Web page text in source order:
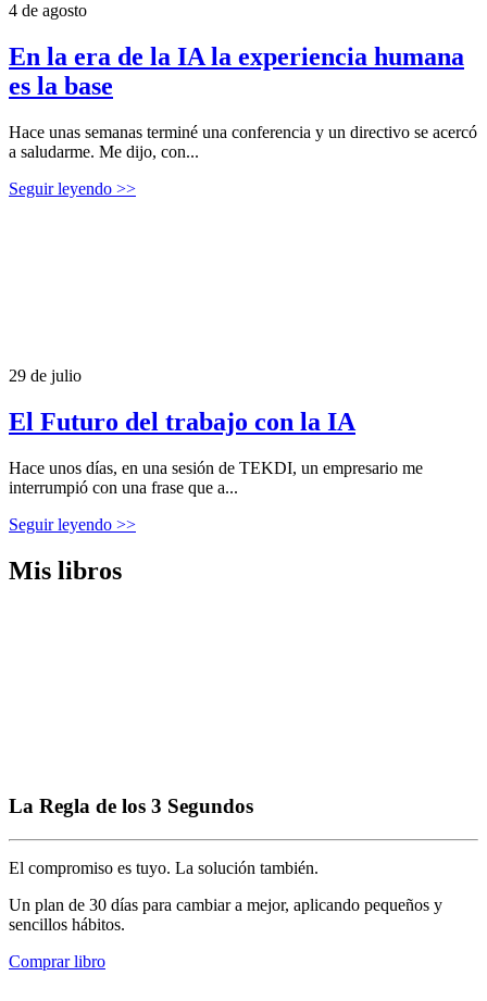
4 de agosto
En la era de la IA la experiencia humana
es la base
Hace unas semanas terminé una conferencia y un directivo se acercó
a saludarme. Me dijo, con...
Seguir leyendo >>
29 de julio
El Futuro del trabajo con la IA
Hace unos días, en una sesión de TEKDI, un empresario me
interrumpió con una frase que a...
Seguir leyendo >>
Mis libros
La Regla de los 3 Segundos
El compromiso es tuyo. La solución también.
Un plan de 30 días para cambiar a mejor, aplicando pequeños y
sencillos hábitos.
Comprar libro